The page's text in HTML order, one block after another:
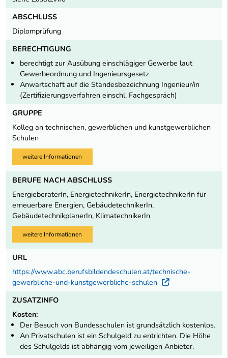
ABSCHLUSS
Diplomprüfung
BERECHTIGUNG
berechtigt zur Ausübung einschlägiger Gewerbe laut
Gewerbeordnung und Ingenieursgesetz
Anwartschaft auf die Standesbezeichnung Ingenieur/in
(Zertifizierungsverfahren einschl. Fachgespräch)
GRUPPE
Kolleg an technischen, gewerblichen und kunstgewerblichen
Schulen
weitere Informationen
BERUFE NACH ABSCHLUSS
EnergieberaterIn, EnergietechnikerIn, EnergietechnikerIn für
erneuerbare Energien, GebäudetechnikerIn,
GebäudetechnikplanerIn, KlimatechnikerIn
weitere Informationen
URL
https://www.abc.berufsbildendeschulen.at/technische-
gewerbliche-und-kunstgewerbliche-schulen
Externer
ZUSATZINFO
Kosten:
Der Besuch von Bundesschulen ist grundsätzlich kostenlos.
An Privatschulen ist ein Schulgeld zu entrichten. Die Höhe
des Schulgelds ist abhängig vom jeweiligen Anbieter.